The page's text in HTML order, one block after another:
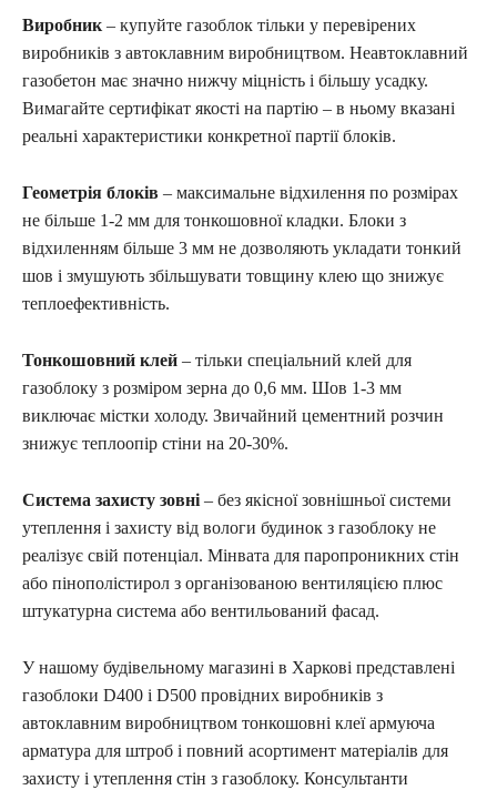
Виробник– купуйте газоблок тільки у перевірених
виробників з автоклавним виробництвом. Неавтоклавний
газобетон має значно нижчу міцність і більшу усадку.
Вимагайте сертифікат якості на партію – в ньому вказані
реальні характеристики конкретної партії блоків.
Геометрія блоків – максимальне відхилення по розмірах
не більше 1-2 мм для тонкошовної кладки. Блоки з
відхиленням більше 3 мм не дозволяють укладати тонкий
шов і змушують збільшувати товщину клею що знижує
теплоефективність.
Тонкошовний клей – тільки спеціальний клей для
газоблоку з розміром зерна до 0,6 мм. Шов 1-3 мм
виключає містки холоду. Звичайний цементний розчин
знижує теплоопір стіни на 20-30%.
Система захисту зовні– без якісної зовнішньої системи
утеплення і захисту від вологи будинок з газоблоку не
реалізує свій потенціал. Мінвата для паропроникних стін
або пінополістирол з організованою вентиляцією плюс
штукатурна система або вентильований фасад.
У нашому будівельному магазині в Харкові представлені
газоблоки D400 і D500 провідних виробників з
автоклавним виробництвом тонкошовні клеї армуюча
арматура для штроб і повний асортимент матеріалів для
захисту і утеплення стін з газоблоку. Консультанти